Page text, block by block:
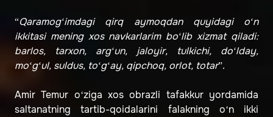
“Qaramog‘imdagi qirq aymoqdan quyidagi o‘n
ikkitasi mening xos navkarlarim bo‘lib xizmat qiladi:
barlos, tarxon, arg‘un, jaloyir, tulkichi, do‘lday,
mo‘g‘ul, suldus, to‘g‘ay, qipchoq, orlot, totar”.
Amir Temur o‘ziga xos obrazli tafakkur yordamida
saltanatning tartib-qoidalarini falakning o‘n ikki